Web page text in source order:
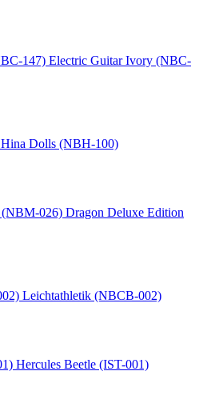
Electric Guitar Ivory (NBC-
Hina Dolls (NBH-100)
Dragon Deluxe Edition
Leichtathletik (NBCB-002)
Hercules Beetle (IST-001)